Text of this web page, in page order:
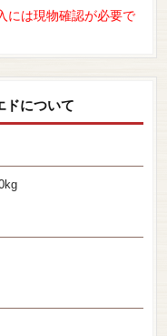
には現物確認が必要で
ドについて